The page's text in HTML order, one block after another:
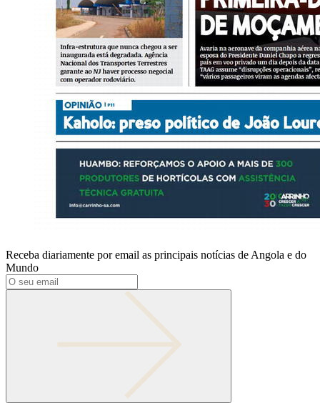
Receba diariamente por email as principais notícias de Angola e do
Mundo